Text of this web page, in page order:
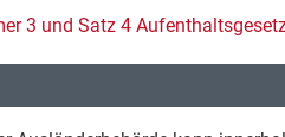
3 und Satz 4